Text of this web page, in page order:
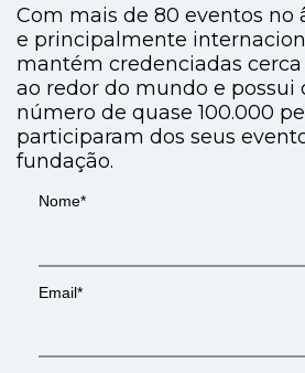
Com mais de 80 eventos no
e principalmente
mantém credenciadas
ao redor do mundo e possui
número de quase 100.000
participaram dos seus
fundação.
Nome*
Email*